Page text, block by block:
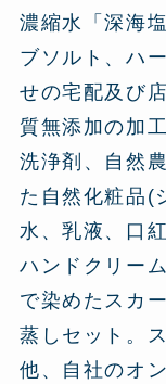
濃縮水「深海
ブソルト、ハ
せの宅配及び
質無添加の加
洗浄剤、自然
た自然化粧品(
水、乳液、口
ハンドクリー
で染めたスカ
蒸しセット。
他、自社のオ